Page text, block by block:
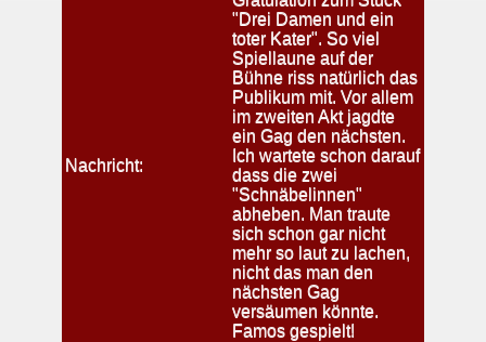
Nachricht:
"Drei Damen und ein
toter Kater". So viel
Spiellaune auf der
Bühne riss natürlich das
Publikum mit. Vor allem
im zweiten Akt jagdte
ein Gag den nächsten.
Ich wartete schon darauf
dass die zwei
"Schnäbelinnen"
abheben. Man traute
sich schon gar nicht
mehr so laut zu lachen,
nicht das man den
nächsten Gag
versäumen könnte.
Famos gespielt!